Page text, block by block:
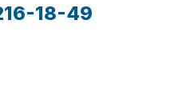
18-49